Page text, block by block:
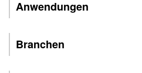
Anwendungen
Branchen